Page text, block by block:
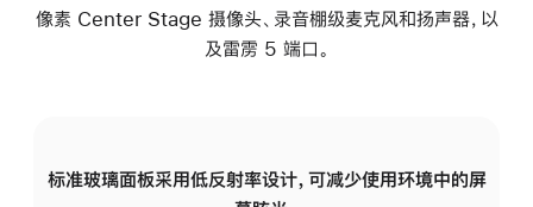
像素 Center Stage 摄像头、录音棚级麦克风和扬声器，以
及雷雳 5 端口。
标准玻璃面板采用低反射率设计，可减少使用环境中的屏